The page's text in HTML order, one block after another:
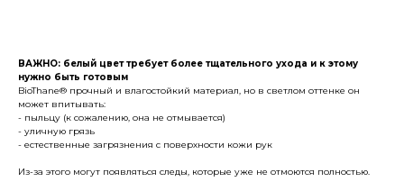
ВАЖНО: белый цвет требует более тщательного ухода и к этому
нужно быть готовым
BioThane® прочный и влагостойкий материал, но в светлом оттенке он
может впитывать:
- пыльцу (к сожалению, она не отмывается)
- уличную грязь
- естественные загрязнения с поверхности кожи рук
Из-за этого могут появляться следы, которые уже не отмоются полностью.